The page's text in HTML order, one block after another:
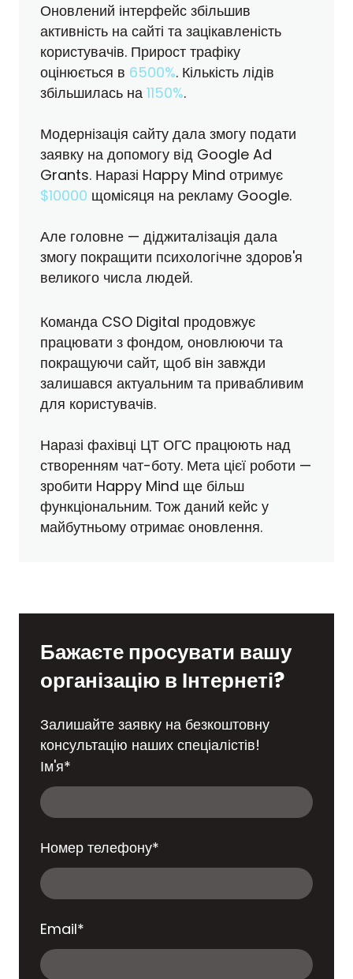
Оновлений інтерфейс збільшив
активність на сайті та зацікавленість
користувачів. Прирост трафіку
оцінюється в 6500%. Кількість лідів
збільшилась на 1150%.
Модернізація сайту дала змогу подати
заявку на допомогу від Google Ad
Grants. Наразі Happy Mind отримує
$10000 щомісяця на рекламу Google.
Але головне — діджиталізація дала
змогу покращити психологічне здоров'я
великого числа людей.
Команда CSO Digital продовжує
працювати з фондом, оновлюючи та
покращуючи сайт, щоб він завжди
залишався актуальним та привабливим
для користувачів.
Наразі фахівці ЦТ ОГС працюють над
створенням чат-боту. Мета цієї роботи —
зробити Happy Mind ще більш
функціональним. Тож даний кейс у
майбутньому отримає оновлення.
Бажаєте просувати вашу
організацію в Інтернеті?
Залишайте заявку на безкоштовну
консультацію наших спеціалістів!
Ім'я*
Номер телефону*
Email*